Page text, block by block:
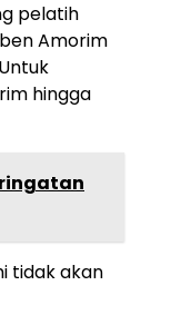
pelatih
Amorim
hingga
tidak akan